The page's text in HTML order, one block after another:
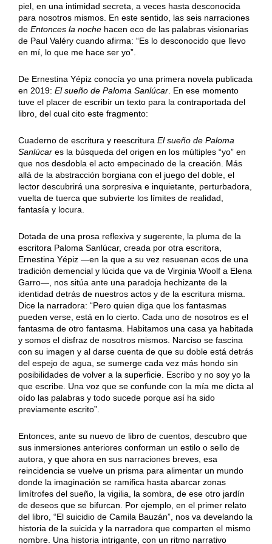
piel, en una intimidad secreta, a veces hasta desconocida
para nosotros mismos. En este sentido, las seis narraciones
de Entonces la nochehacen eco de las palabras visionarias
de Paul Valéry cuando afirma: “Es lo desconocido que llevo
en mí, lo que me hace ser yo”.
De Ernestina Yépiz conocía yo una primera novela publicada
en 2019: El sueño de Paloma Sanlúcar. En ese momento
tuve el placer de escribir un texto para la contraportada del
libro, del cual cito este fragmento:
Cuaderno de escritura y reescritura El sueño de Paloma
Sanlúcar es la búsqueda del origen en los múltiples “yo” en
que nos desdobla el acto empecinado de la creación. Más
allá de la abstracción borgiana con el juego del doble, el
lector descubrirá una sorpresiva e inquietante, perturbadora,
vuelta de tuerca que subvierte los límites de realidad,
fantasía y locura.
Dotada de una prosa reflexiva y sugerente, la pluma de la
escritora Paloma Sanlúcar, creada por otra escritora,
Ernestina Yépiz —en la que a su vez resuenan ecos de una
tradición demencial y lúcida que va de Virginia Woolf a Elena
Garro—, nos sitúa ante una paradoja hechizante de la
identidad detrás de nuestros actos y de la escritura misma.
Dice la narradora: “Pero quien diga que los fantasmas
pueden verse, está en lo cierto. Cada uno de nosotros es el
fantasma de otro fantasma. Habitamos una casa ya habitada
y somos el disfraz de nosotros mismos. Narciso se fascina
con su imagen y al darse cuenta de que su doble está detrás
del espejo de agua, se sumerge cada vez más hondo sin
posibilidades de volver a la superficie. Escribo y no soy yo la
que escribe. Una voz que se confunde con la mía me dicta al
oído las palabras y todo sucede porque así ha sido
previamente escrito”.
Entonces, ante su nuevo de libro de cuentos, descubro que
sus inmersiones anteriores conforman un estilo o sello de
autora, y que ahora en sus narraciones breves, esa
reincidencia se vuelve un prisma para alimentar un mundo
donde la imaginación se ramifica hasta abarcar zonas
limítrofes del sueño, la vigilia, la sombra, de ese otro jardín
de deseos que se bifurcan. Por ejemplo, en el primer relato
del libro, “El suicidio de Camila Bauzán”, nos va develando la
historia de la suicida y la narradora que comparten el mismo
nombre. Una historia intrigante, con un ritmo narrativo